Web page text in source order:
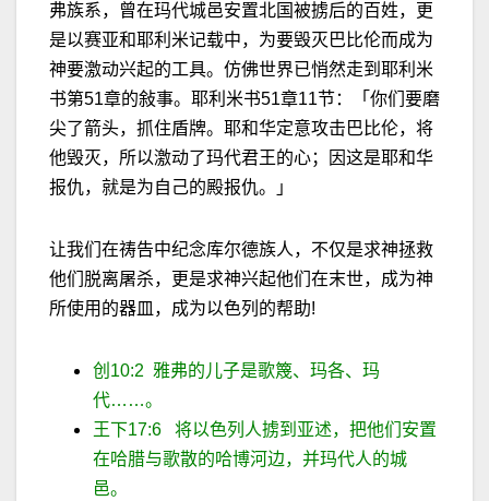
弗族系，曾在玛代城邑安置北国被掳后的百姓，更
是以赛亚和耶利米记载中，为要毁灭巴比伦而成为
神要激动兴起的工具。仿佛世界已悄然走到耶利米
书第51章的敍事。 耶利米书51章11节：「你们要磨
尖了箭头，抓住盾牌。耶和华定意攻击巴比伦，将
他毁灭，所以激动了玛代君王的心；因这是耶和华
报仇，就是为自己的殿报仇。」
让我们在祷告中纪念库尔德族人，不仅是求神拯救
他们脱离屠杀，更是求神兴起他们在末世，成为神
所使用的器皿，成为以色列的帮助!
创 10:2 雅弗的儿子是歌篾、玛各、玛
代……。
王下17:6 将以色列人掳到亚述，把他们安置
在哈腊与歌散的哈博河边，并玛代人的城
邑。